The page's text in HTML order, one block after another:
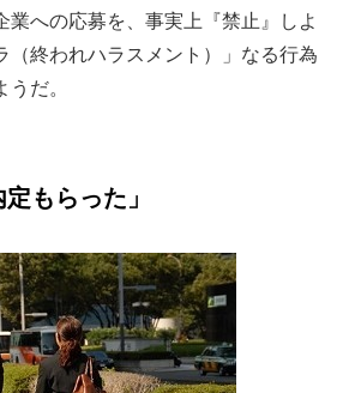
業への応募を、事実上『禁止』しよ
（終われハラスメント）」なる行為
だ。
もらった」